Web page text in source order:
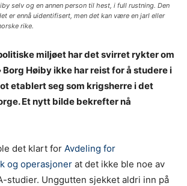
selv og en annen person til hest, i full rustning. Den
er ennå uidentifisert, men det kan være en jarl eller
rike.
miljøet har det svirret rykter om
Høiby ikke har reist for å studere i
etablert seg som krigsherre i det
Et nytt bilde bekrefter nå
det klart for Avdeling for
og operasjoner at det ikke ble noe av
studier. Unggutten sjekket aldri inn på